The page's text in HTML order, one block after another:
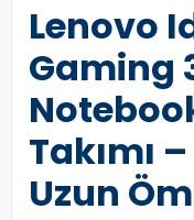
Lenovo
Gaming
Takımı
Uzun